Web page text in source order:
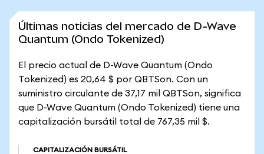
Últimas noticias del mercado de D-Wave
Quantum (Ondo Tokenized)
El precio actual de D-Wave Quantum (Ondo
Tokenized) es 20,64 $ por QBTSon. Con un
suministro circulante de 37,17 mil QBTSon, significa
que D-Wave Quantum (Ondo Tokenized) tiene una
capitalización bursátil total de 767,35 mil $.
CAPITALIZACIÓN BURSÁTIL